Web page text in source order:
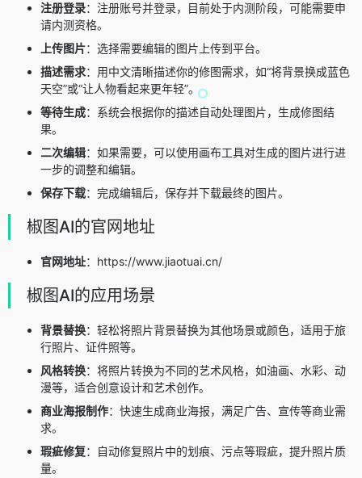
注册登录：注册账号并登录，目前处于内测阶段，可能需要申
请内测资格。
上传图片：选择需要编辑的图片上传到平台。
描述需求：用中文清晰描述你的修图需求，如“将背景换成蓝色
天空”或“让人物看起来更年轻”。
等待生成：系统会根据你的描述自动处理图片，生成修图结
果。
二次编辑：如果需要，可以使用画布工具对生成的图片进行进
一步的调整和编辑。
保存下载：完成编辑后，保存并下载最终的图片。
椒图AI的官网地址
官网地址：https://www.jiaotuai.cn/
椒图AI的应用场景
背景替换：轻松将照片背景替换为其他场景或颜色，适用于旅
行照片、证件照等。
风格转换：将照片转换为不同的艺术风格，如油画、水彩、动
漫等，适合创意设计和艺术创作。
商业海报制作：快速生成商业海报，满足广告、宣传等商业需
求。
瑕疵修复：自动修复照片中的划痕、污点等瑕疵，提升照片质
量。